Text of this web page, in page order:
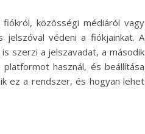
közösségi médiáról vagy
jelszóval védeni a fiókjainkat. A
szerzi a jelszavadat, a második
használ, és beállítása
ez a rendszer, és hogyan lehet